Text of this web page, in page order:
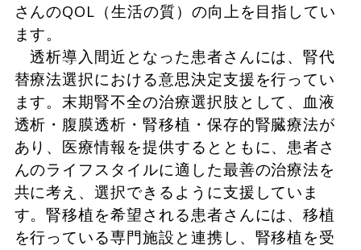
さんのQOL（生活の質）の向上を目指してい
ます。
透析導入間近となった患者さんには、腎代
替療法選択における意思決定支援を行ってい
ます。末期腎不全の治療選択肢として、血液
透析・腹膜透析・腎移植・保存的腎臓療法が
あり、医療情報を提供するとともに、患者さ
んのライフスタイルに適した最善の治療法を
共に考え、選択できるように支援していま
す。腎移植を希望される患者さんには、移植
を行っている専門施設と連携し、腎移植を受